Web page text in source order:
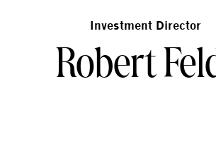
Investment Director
Robert